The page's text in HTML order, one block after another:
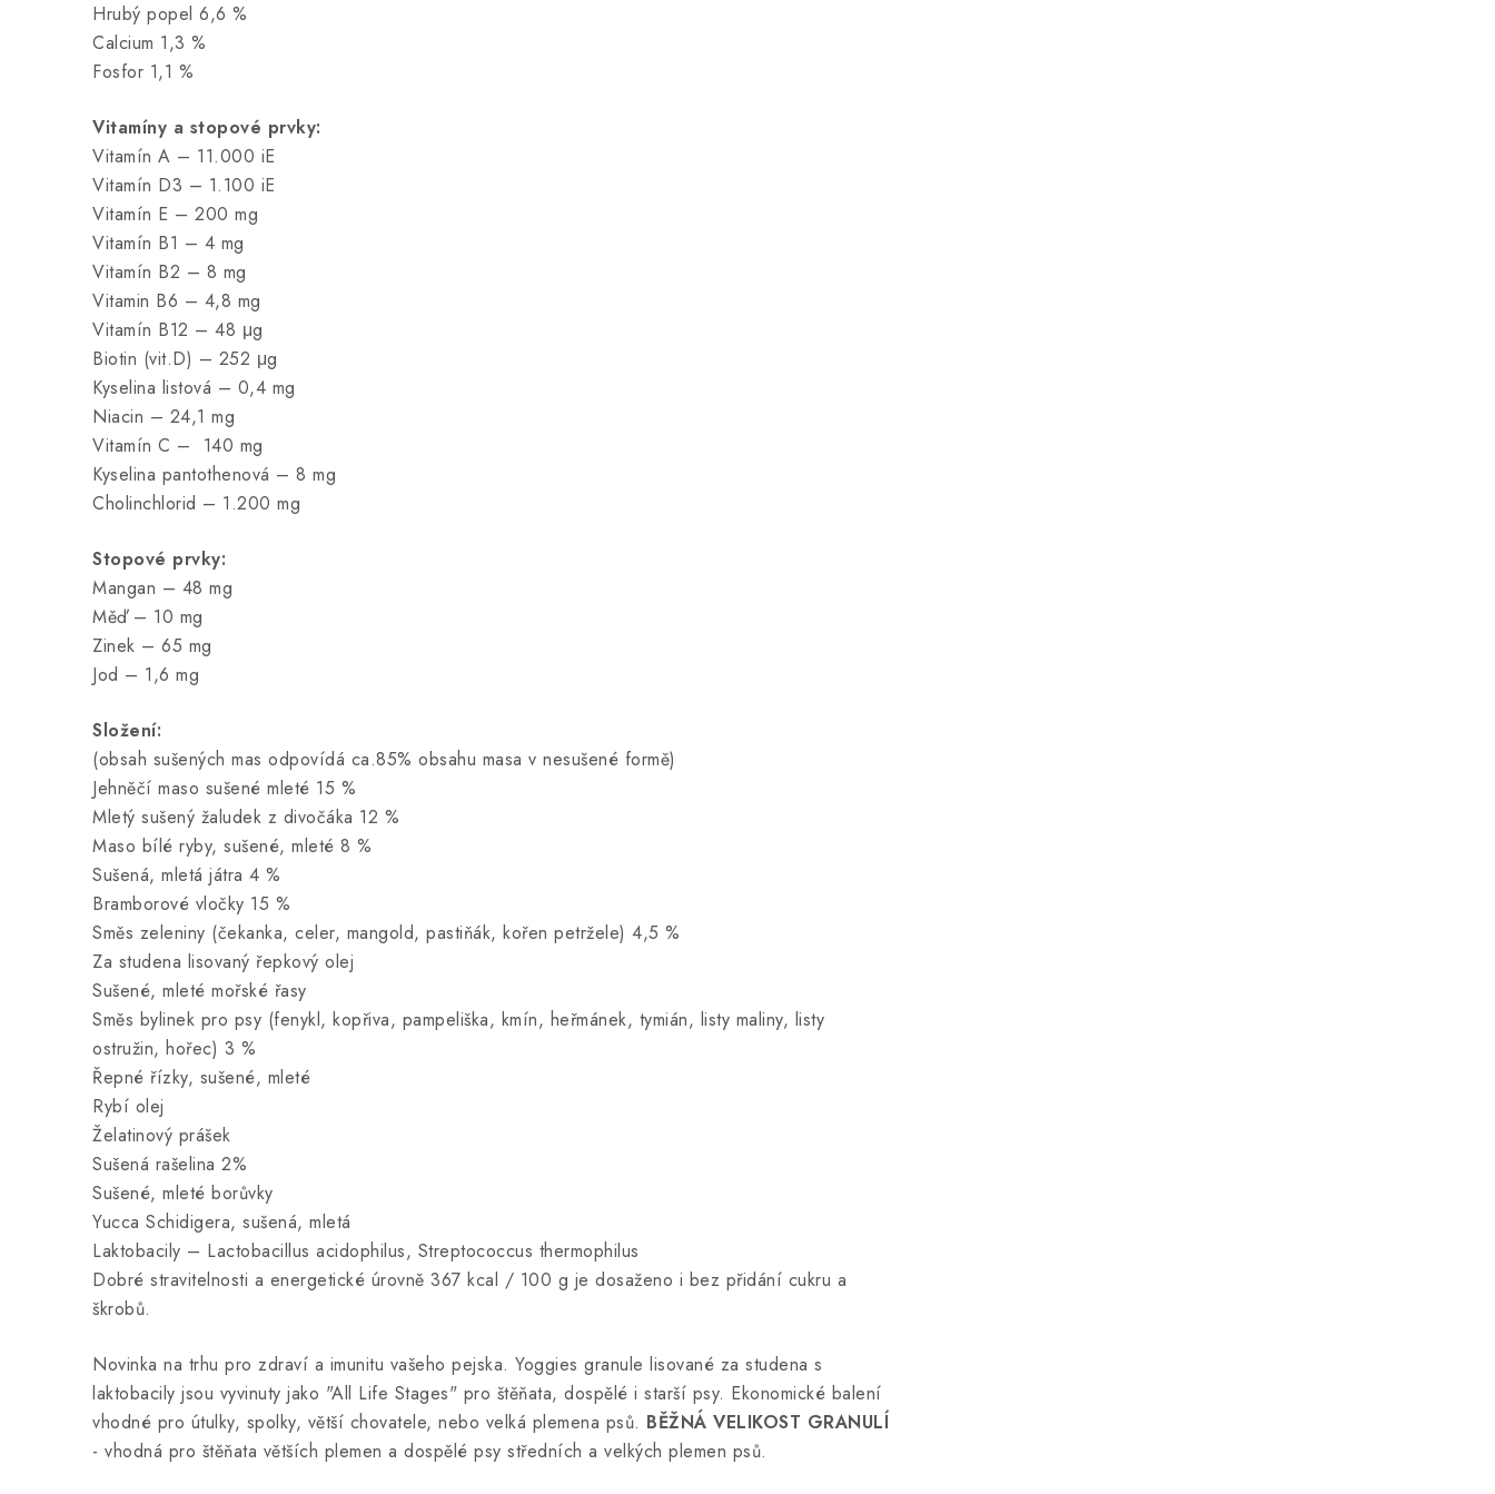
Hrubý popel 6,6 %
Calcium 1,3 %
Fosfor 1,1 %
Vitamíny a stopové prvky:
Vitamín A – 11.000 iE
Vitamín D3 – 1.100 iE
Vitamín E – 200 mg
Vitamín B1 – 4 mg
Vitamín B2 – 8 mg
Vitamin B6 – 4,8 mg
Vitamín B12 – 48 μg
Biotin (vit.D) – 252 μg
Kyselina listová – 0,4 mg
Niacin – 24,1 mg
Vitamín C – 140 mg
Kyselina pantothenová – 8 mg
Cholinchlorid – 1.200 mg
Stopové prvky:
Mangan – 48 mg
Měď – 10 mg
Zinek – 65 mg
Jod – 1,6 mg
Složení:
(obsah sušených mas odpovídá ca.85% obsahu masa v nesušené formě)
Jehněčí maso sušené mleté 15 %
Mletý sušený žaludek z divočáka 12 %
Maso bílé ryby, sušené, mleté 8 %
Sušená, mletá játra 4 %
Bramborové vločky 15 %
Směs zeleniny (čekanka, celer, mangold, pastiňák, kořen petržele) 4,5 %
Za studena lisovaný řepkový olej
Sušené, mleté mořské řasy
Směs bylinek pro psy (fenykl, kopřiva, pampeliška, kmín, heřmánek, tymián, listy maliny, listy
ostružin, hořec) 3 %
Řepné řízky, sušené, mleté
Rybí olej
Želatinový prášek
Sušená rašelina 2%
Sušené, mleté borůvky
Yucca Schidigera, sušená, mletá
Laktobacily – Lactobacillus acidophilus, Streptococcus thermophilus
Dobré stravitelnosti a energetické úrovně 367 kcal / 100 g je dosaženo i bez přidání cukru a
škrobů.
Novinka na trhu pro zdraví a imunitu vašeho pejska. Yoggies granule lisované za studena s
laktobacily jsou vyvinuty jako "All Life Stages" pro štěňata, dospělé i starší psy. Ekonomické balení
vhodné pro útulky, spolky, větší chovatele, nebo velká plemena psů. BĚŽNÁ VELIKOST GRANULÍ
- vhodná pro štěňata větších plemen a dospělé psy středních a velkých plemen psů.